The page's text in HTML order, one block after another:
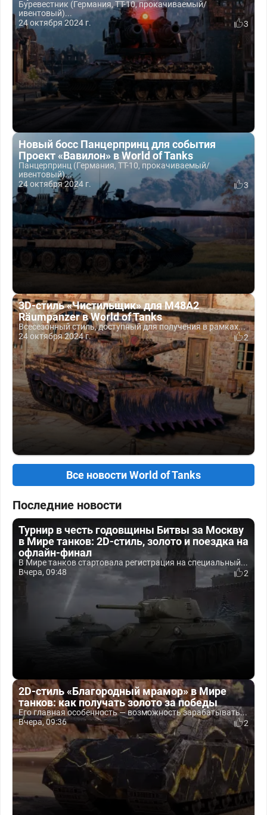
Буревестник (Германия, ТТ-10, прокачиваемый/
ивентовый)...
24 октября 2024 г.
3
Новый босс Панцерпринц для события
Проект «Вавилон» в World of Tanks
Панцерпринц (Германия, ТТ-10, прокачиваемый/
ивентовый)...
24 октября 2024 г.
3
3D-стиль «Чистильщик» для M48A2
Räumpanzer в World of Tanks
Всесезонный стиль, доступный для получения в рамках...
24 октября 2024 г.
2
Все новости World of Tanks
Последние новости
Турнир в честь годовщины Битвы за Москву
в Мире танков: 2D-стиль, золото и поездка на
офлайн-финал
В Мире танков стартовала регистрация на специальный...
Вчера, 09:48
2
2D-стиль «Благородный мрамор» в Мире
танков: как получать золото за победы
Его главная особенность — возможность зарабатывать...
Вчера, 09:36
2